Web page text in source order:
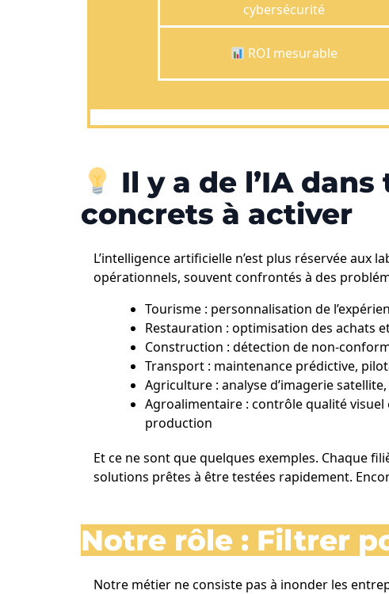
cybersécurité
ROI mesurable
Il y a de l’IA
concrets à activer
L’intelligence artificielle n’est plus réservée aux
opérationnels, souvent confrontés à des
Tourisme : personnalisation de
Restauration : optimisation des achats
Construction : détection de non-
Transport : maintenance prédictive,
Agriculture : analyse d’imagerie
Agroalimentaire : contrôle qualité
production
Et ce ne sont que quelques exemples. Chaque
solutions prêtes à être testées rapidement.
Notre rôle : Filtrer
Notre métier ne consiste pas à inonder les